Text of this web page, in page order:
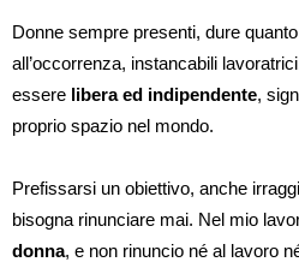
Donne sempre presenti, dure
all’occorrenza, instancabili
essere libera ed indipendente,
proprio spazio nel mondo.
Prefissarsi un obiettivo, anche
bisogna rinunciare mai. Nel mio
donna, e non rinuncio né al lavoro